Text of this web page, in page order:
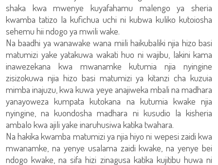
shaka kwa mwenye kuyafahamu malengo ya sheria
kwamba tatizo la kufichua uchi ni kubwa kuliko kutoiosha
sehemu hii ndogo ya mwili wake.
Na baadhi ya wanawake wana miili haikubaliki njia hizo basi
matumizi yake yatakuwa wakati huo ni wajibu, lakini kama
inawezekana kwa mwanamke kutumia njia nyingine
zisizokuwa njia hizo basi matumizi ya kitanzi cha kuzuia
mimba inajuzu, kwa kuwa yeye anajiweka mbali na madhara
yanayoweza kumpata kutokana na kutumia kwake njia
nyingine, na kuondosha madhara ni kusudio la kisheria
ambalo kwa ajili yake inaruhusiwa katika twahara.
Na hakika kwamba matumizi ya njia hiyo ni wepesi zaidi kwa
mwanamke, na yenye usalama zaidi kwake, na yenye bei
ndogo kwake, na sifa hizi zinagusa katika kujitibu huwa ni